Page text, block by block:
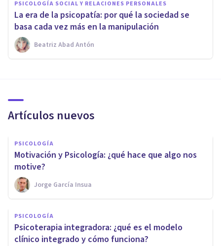
PSICOLOGÍA SOCIAL Y RELACIONES PERSONALES
La era de la psicopatía: por qué la sociedad se
basa cada vez más en la manipulación
Beatriz Abad Antón
Artículos nuevos
PSICOLOGÍA
Motivación y Psicología: ¿qué hace que algo nos
motive?
Jorge García Insua
PSICOLOGÍA
Psicoterapia integradora: ¿qué es el modelo
clínico integrado y cómo funciona?